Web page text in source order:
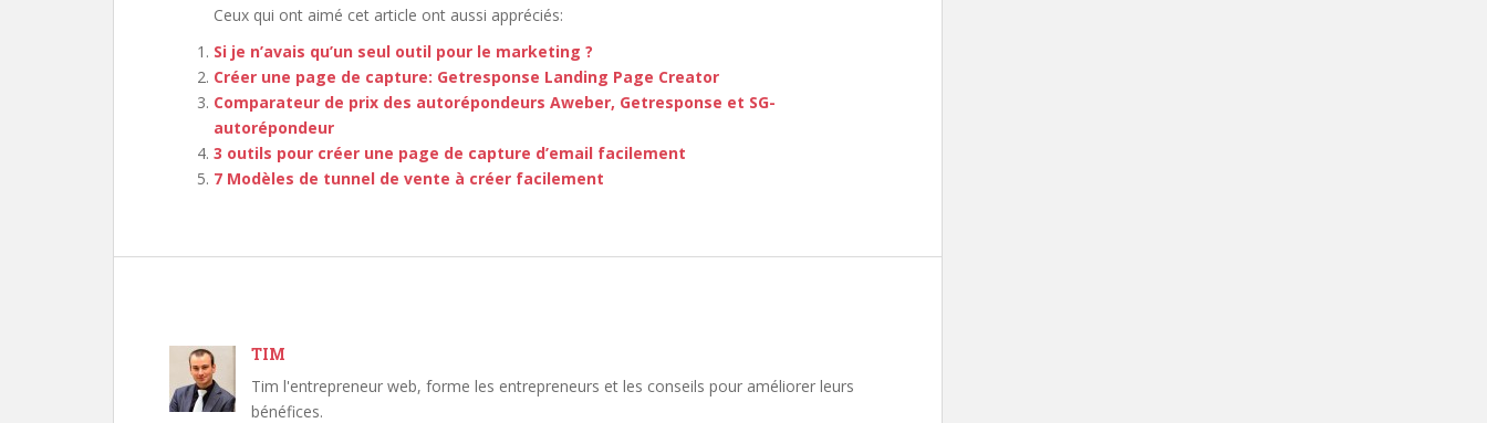
Ceux qui ont aimé cet article ont aussi appréciés:
Si je n’avais qu’un seul outil pour le marketing ?
Créer une page de capture: Getresponse Landing Page Creator
Comparateur de prix des autorépondeurs Aweber, Getresponse et SG-
autorépondeur
3 outils pour créer une page de capture d’email facilement
7 Modèles de tunnel de vente à créer facilement
TIM
Tim l'entrepreneur web, forme les entrepreneurs et les conseils pour améliorer leurs
bénéfices.